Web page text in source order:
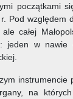
początkami
Pod względem
całej
jeden w
na